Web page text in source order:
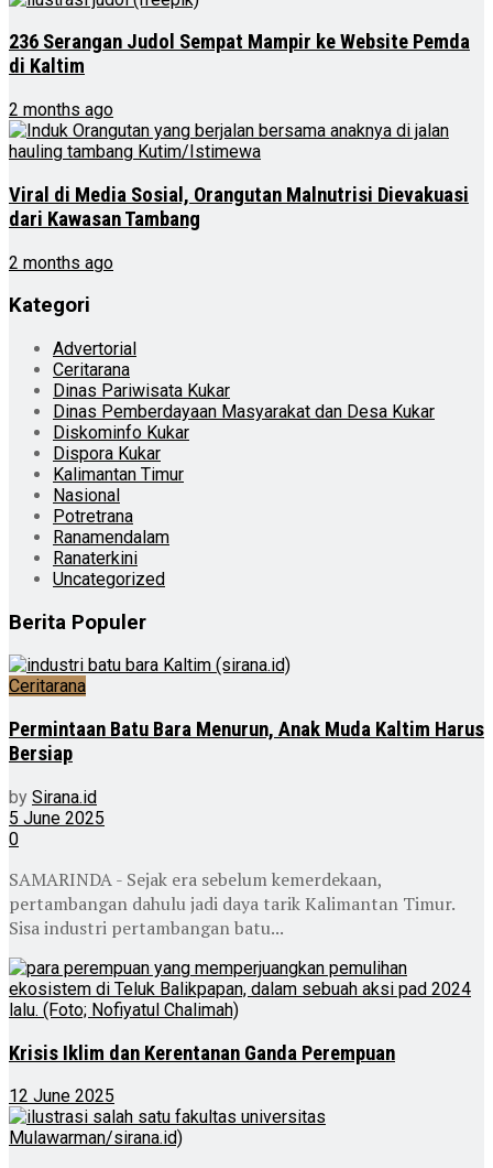
236 Serangan Judol Sempat Mampir ke Website Pemda
di Kaltim
2 months ago
Viral di Media Sosial, Orangutan Malnutrisi Dievakuasi
dari Kawasan Tambang
2 months ago
Kategori
Advertorial
Ceritarana
Dinas Pariwisata Kukar
Dinas Pemberdayaan Masyarakat dan Desa Kukar
Diskominfo Kukar
Dispora Kukar
Kalimantan Timur
Nasional
Potretrana
Ranamendalam
Ranaterkini
Uncategorized
Berita Populer
Ceritarana
Permintaan Batu Bara Menurun, Anak Muda Kaltim Harus
Bersiap
by Sirana.id
5 June 2025
0
SAMARINDA - Sejak era sebelum kemerdekaan,
pertambangan dahulu jadi daya tarik Kalimantan Timur.
Sisa industri pertambangan batu...
Krisis Iklim dan Kerentanan Ganda Perempuan
12 June 2025